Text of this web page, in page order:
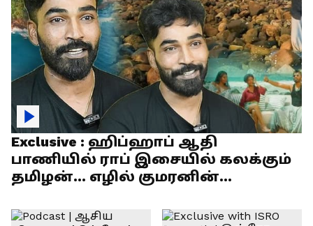
Exclusive : ஹிப்ஹாப் ஆதி
பாணியில் ராப் இசையில் கலக்கும்
தமிழன்... எழில் குமரனின்